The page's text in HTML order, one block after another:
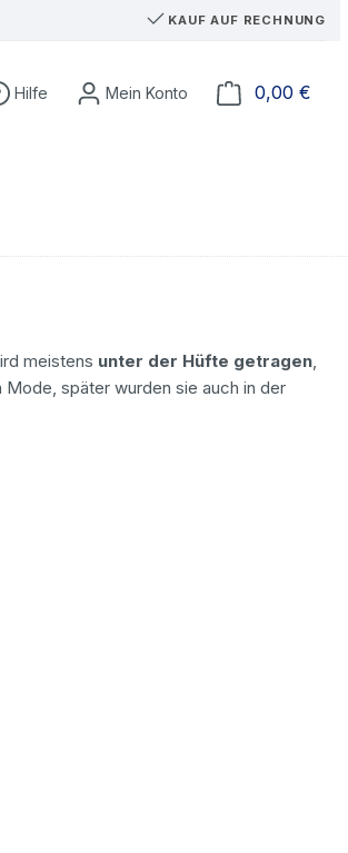
KAUF AUF RECHNUNG
auf dem Merkzettel
Hilfe 0,00 €
meistens unter der Hüfte getragen
Mode, später wurden sie auch in der